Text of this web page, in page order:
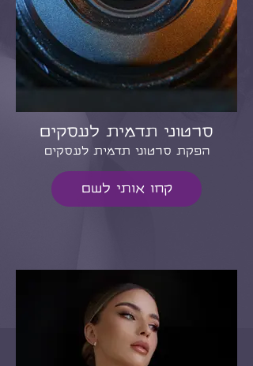
סרטוני תדמית לעסקים
הפקת סרטוני תדמית לעסקים
קחו אותי לשם